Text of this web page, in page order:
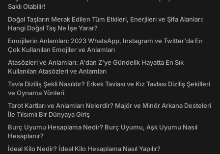
Saklı Olabilir!
Doğal Taşların Merak Edilen Tüm Etkileri, Enerjileri ve Şifa Alanları:
Hangi Doğal Taş Ne İşe Yarar?
Emojilerin Anlamları: 2023 WhatsApp, Instagram ve Twitter'da En
Çok Kullanılan Emojiler ve Anlamları
Atasözleri ve Anlamları: A'dan Z'ye Gündelik Hayatta En Sık
Kullanılan Atasözleri ve Anlamları
Tavla Diziliş Şekli Nasıldır? Erkek Tavlası ve Kız Tavlası Diziliş Şekilleri
ve Oynama Yönleri
Tarot Kartları ve Anlamları Nelerdir? Majör ve Minör Arkana Desteleri
İle Tılsımlı Bir Dünyaya Giriş
Burç Uyumu Hesaplama Nedir? Burç Uyumu, Aşk Uyumu Nasıl
Hesaplanır?
İdeal Kilo Nedir? İdeal Kilo Hesaplama Nasıl Yapılır?